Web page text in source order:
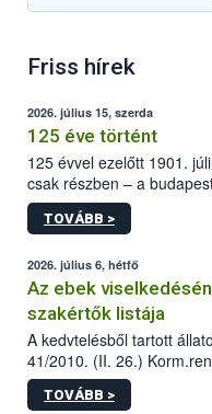
Friss hírek
2026. július 15, szerda
125 éve történt
125 évvel ezelőtt 1901.
csak részben – a
állomás a Kis Rókus utca
tervezett új épületébe.
TOVÁBB >
2026. július 6, hétfő
Az ebek
szakértők listája
A kedvtelésből tartott
41/2010. (II. 26.)
sérülés, illetve ennek
hatósági feladatokat,
TOVÁBB >